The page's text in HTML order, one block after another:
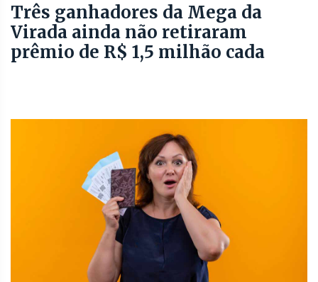
Três ganhadores da Mega da
Virada ainda não retiraram
prêmio de R$ 1,5 milhão cada